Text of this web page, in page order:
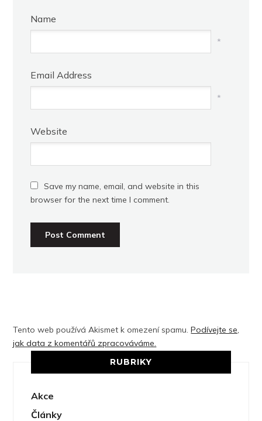
Name
*
Email Address
*
Website
Save my name, email, and website in this
browser for the next time I comment.
Tento web používá Akismet k omezení spamu.Podívejte se,
jak data z komentářů zpracováváme.
RUBRIKY
Akce
Články